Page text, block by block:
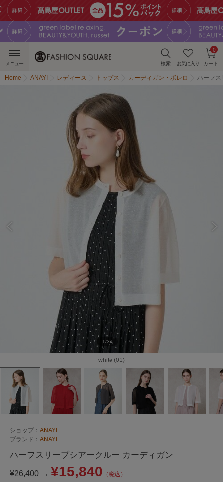
検索 お気に入り カート
0
メニュー
Home ANAYI レディース トップス カーディガン・ボレロ ハーフス
white (01)
1/34
ショップ： ANAYI
ブランド： ANAYI
ハーフスリーブシアークルー カーディガン
¥26,400 → ¥15,840 （税込）